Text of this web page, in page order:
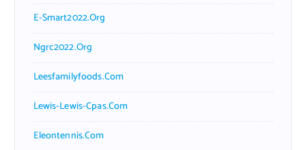
E-Smart2022.org
Ngrc2022.org
Leesfamilyfoods.com
Lewis-Lewis-Cpas.com
Eleontennis.com